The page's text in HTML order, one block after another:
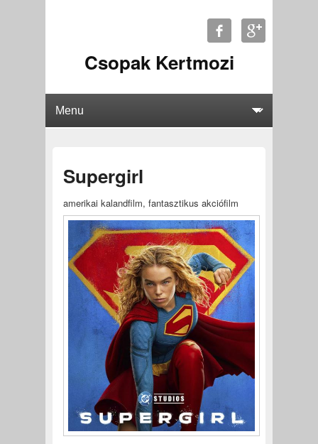
Csopak Kertmozi
Supergirl
amerikai kalandfilm, fantasztikus akciófilm